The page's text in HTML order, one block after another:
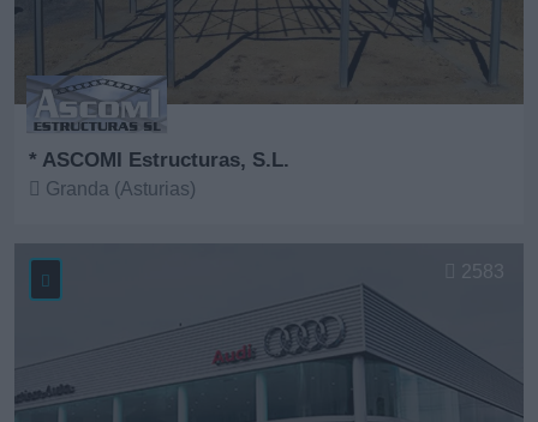
* ASCOMI Estructuras, S.L.
Granda (Asturias)
2583